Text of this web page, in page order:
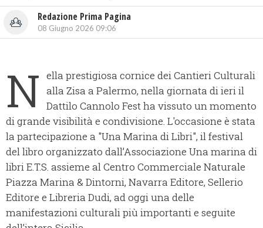
Redazione Prima Pagina
08 Giugno 2026 09:06
N ella prestigiosa cornice dei Cantieri Culturali
alla Zisa a Palermo, nella giornata di ieri il
Dattilo Cannolo Fest ha vissuto un momento
di grande visibilità e condivisione. L'occasione è stata
la partecipazione a "Una Marina di Libri", il festival
del libro organizzato dall’Associazione Una marina di
libri E.T.S. assieme al Centro Commerciale Naturale
Piazza Marina & Dintorni, Navarra Editore, Sellerio
Editore e Libreria Dudi, ad oggi una delle
manifestazioni culturali più importanti e seguite